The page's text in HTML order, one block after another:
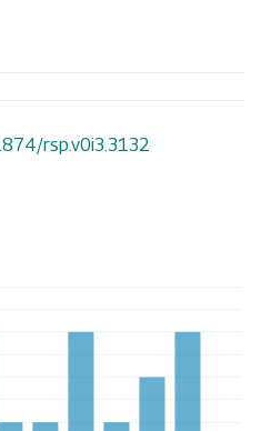
rsp.v0i3.3132